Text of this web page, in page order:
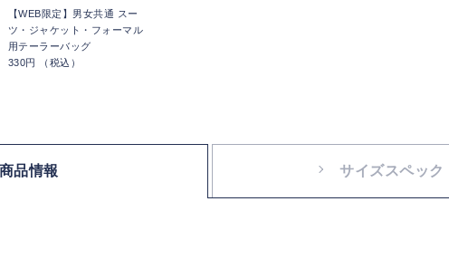
【WEB限定】男女共通 スー
ツ・ジャケット・フォーマル
用テーラーバッグ
330円 （税込）
商品情報 サイズスペック